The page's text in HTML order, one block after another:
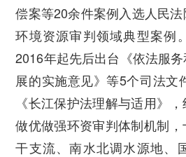
偿案等20余件案例入选人民
环境资源审判领域典型案例
2016年起先后出台《依法服
展的实施意见》等5个司法文
《长江保护法理解与适用》，
做优做强环资审判体制机制
干支流、南水北调水源地、